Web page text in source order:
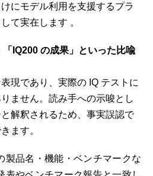
にモデル利用を支援するプラ
て実在します 。
「IQ200 の成果」といった比喩
現であり、実際の IQ テストに
ません。読み手への示唆とし
解釈されるため、事実誤認で
ます。
製品名・機能・ベンチマークな